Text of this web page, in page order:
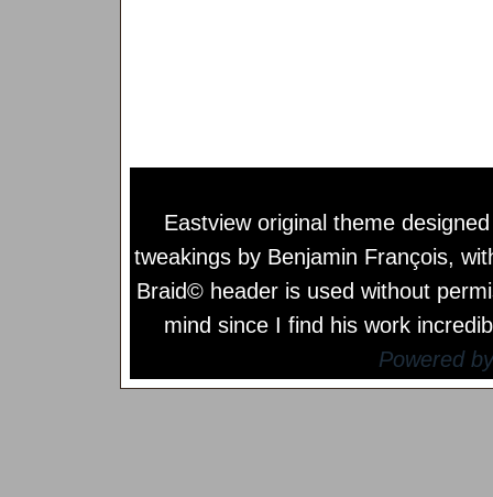
Eastview original theme
tweakings by Benjamin François,
Braid© header is used without
mind since I find his work
Powered